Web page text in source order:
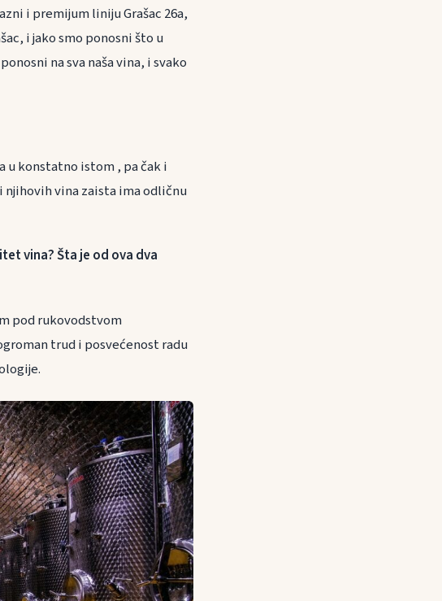
i premijum liniju Grašac 26a,
i jako smo ponosni što u
na sva naša vina, i svako
u konstatno istom , pa čak i
vina zaista ima odličnu
vina? Šta je od ova dva
pod rukovodstvom
trud i posvećenost radu